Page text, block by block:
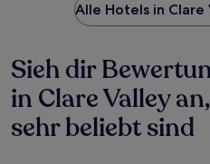
Alle Hotels in Clare
Sieh dir
in Clare Valley
sehr beliebt sind